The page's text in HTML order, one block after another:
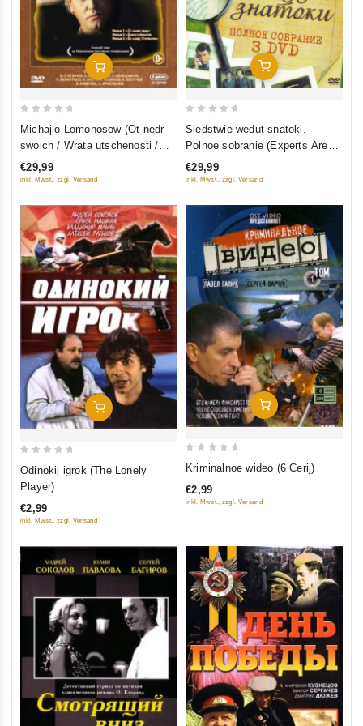
In Den Warenkorb
5
Michajlo Lomonosow (Ot nedr
swoich / Wrata utschenosti /
Wo slawu otetschestwa) (3
filma, 9 serij) (3 DVD)
€29,99
inkl. Mwst., zzgl. Versand
In Den Warenkorb
5
Sledstwie wedut snatoki.
Polnoe sobranie (Experts Are
Investigating) (3 DVD)
€29,99
inkl. Mwst., zzgl. Versand
In Den Warenkorb
5
Odinokij igrok (The Lonely
Player)
€2,99
inkl. Mwst., zzgl. Versand
In Den Warenkorb
of
Kriminalnoe wideo (6 Cerij)
€2,99
inkl. Mwst., zzgl. Versand